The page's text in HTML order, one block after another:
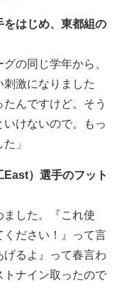
をはじめ、東都組の
の同じ学年から、
激になりました
んですけど。そう
けないので。もっ
」
）選手のフット
ました。『これ使
ください！』って言
げるよ』って春言わ
トナイン取ったので